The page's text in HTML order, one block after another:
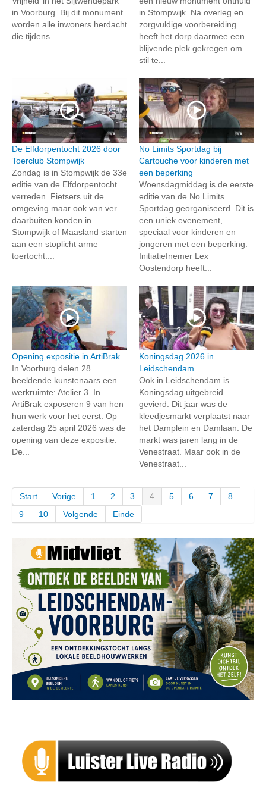
in Voorburg. Bij dit monument
worden alle inwoners herdacht
die tijdens...
in Stompwijk. Na overleg en
zorgvuldige voorbereiding
heeft het dorp daarmee een
blijvende plek gekregen om
stil te...
De Elfdorpentocht 2026 door
Toerclub Stompwijk
Zondag is in Stompwijk de 33e
editie van de Elfdorpentocht
verreden. Fietsers uit de
omgeving maar ook van ver
daarbuiten konden in
Stompwijk of Maasland starten
aan een stoplicht arme
toertocht....
No Limits Sportdag bij
Cartouche voor kinderen met
een beperking
Woensdagmiddag is de eerste
editie van de No Limits
Sportdag georganiseerd. Dit is
een uniek evenement,
speciaal voor kinderen en
jongeren met een beperking.
Initiatiefnemer Lex
Oostendorp heeft...
Opening expositie in ArtiBrak
In Voorburg delen 28
beeldende kunstenaars een
werkruimte: Atelier 3. In
ArtiBrak exposeren 9 van hen
hun werk voor het eerst. Op
zaterdag 25 april 2026 was de
opening van deze expositie.
De...
Koningsdag 2026 in
Leidschendam
Ook in Leidschendam is
Koningsdag uitgebreid
gevierd. Dit jaar was de
kleedjesmarkt verplaatst naar
het Damplein en Damlaan. De
markt was jaren lang in de
Venestraat. Maar ook in de
Venestraat...
Start Vorige 1 2 3 4 5 6 7
8
9
10 Volgende Einde